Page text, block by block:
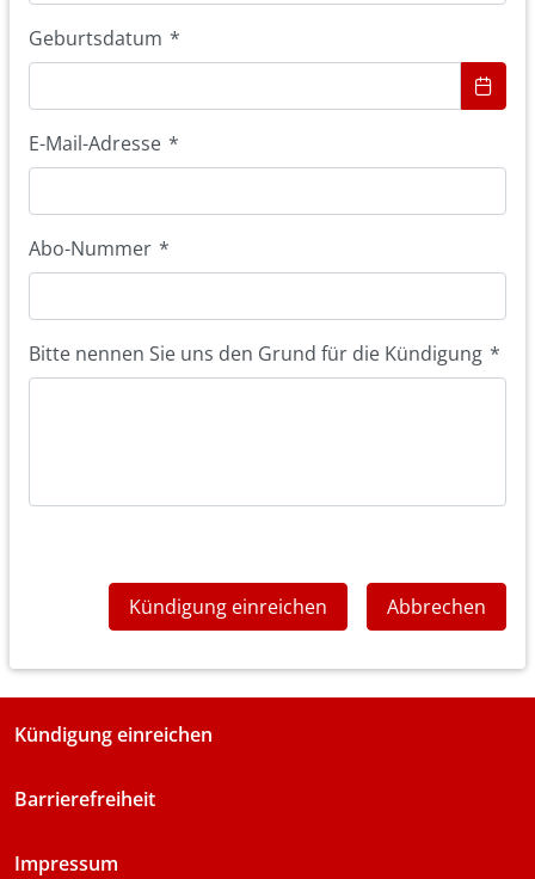
Geburtsdatum *
E-Mail-Adresse *
Abo-Nummer *
Bitte nennen Sie uns den Grund für die Kündigung *
Kündigung einreichen Abbrechen
Kündigung einreichen
Barrierefreiheit
Impressum